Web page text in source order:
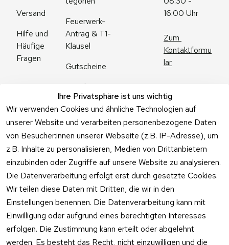
Ihre Privatsphäre ist uns wichtig
Wir verwenden Cookies und ähnliche Technologien auf
unserer Website und verarbeiten personenbezogene Daten
von Besucher:innen unserer Webseite (z.B. IP-Adresse), um
z.B. Inhalte zu personalisieren, Medien von Drittanbietern
einzubinden oder Zugriffe auf unsere Website zu analysieren.
Die Datenverarbeitung erfolgt erst durch gesetzte Cookies.
Wir teilen diese Daten mit Dritten, die wir in den
Einstellungen benennen. Die Datenverarbeitung kann mit
Einwilligung oder aufgrund eines berechtigten Interesses
erfolgen. Die Zustimmung kann erteilt oder abgelehnt
werden. Es besteht das Recht, nicht einzuwilligen und die
Versand
Hilfe und
Häufige
Fragen
Feuerwerk-
Antrag & T1-
Klausel
Gutscheine
Angebote
Feuerwerk
Online kaufen
16:00 Uhr
Zum
Kontaktformu
lar
Vertrag
widerrufen